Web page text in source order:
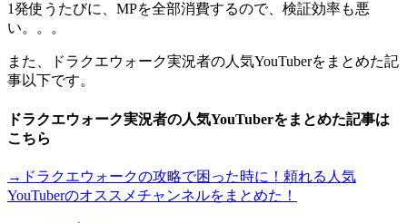
1発使うたびに、MPを全部消費するので、検証効率も悪
い。。。
また、ドラクエウォーク実況者の人気YouTuberをまとめた記
事以下です。
ドラクエウォーク実況者の人気YouTuberをまとめた記事は
こちら
→ドラクエウォークの攻略で困った時に！頼れる人気
YouTuberのオススメチャンネルをまとめた！